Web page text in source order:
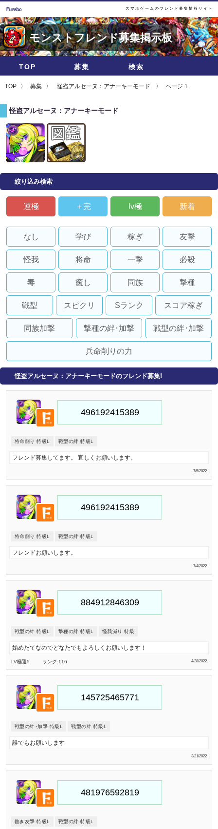
スマホゲームのフレンド募集情報サイト
モンストフレンド募集掲示板
TOP 募集 検索
TOP 募集 怪盗アルセーヌ：アナーキーモード ページ 1
怪盗アルセーヌ：アナーキーモード
絞り込み検索
運極 ＋完 lv極 新着
なし 学び 稼ぎ 友撃
怪我 将命 一撃 必殺
毒 癒し 同族 撃種
戦型 スピクリ Sランク スコア稼ぎ
同族加撃 撃種の絆･加撃 戦型の絆･加撃
兵命削りの力
怪盗アルセーヌ：アナーキーモードのフレンド募集!
将命削り 特級L 戦型の絆 特級L
フレンド募集してます。 宜しくお願いします。
7/5/2022
将命削り 特級L 戦型の絆 特級L
フレンドお願いします。
7/4/2022
戦型の絆 特級L 撃種の絆 特級L 怪我減り 特級
始めたてなのでどなたでもよろしくお願いします！
LV極運5 ランク:116 4/28/2022
戦型の絆･加撃 特級L 戦型の絆 特級L
誰でもお願いします
3/21/2022
熱き友撃 特級L 戦型の絆 特級L